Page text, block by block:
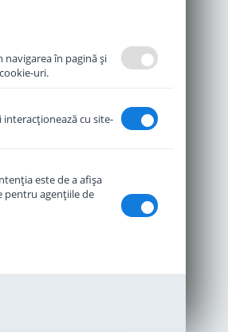
navigarea în pagină şi
uri.
cu site-
este de a afişa
pentru agenţiile de